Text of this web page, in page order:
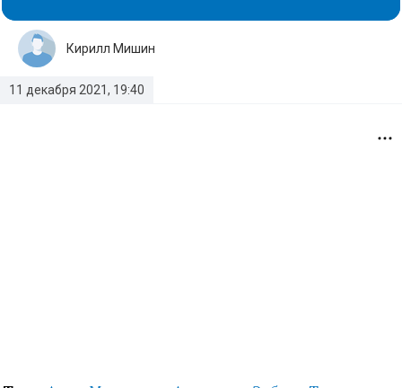
11 декабря 2021, 19:40
Кирилл Мишин